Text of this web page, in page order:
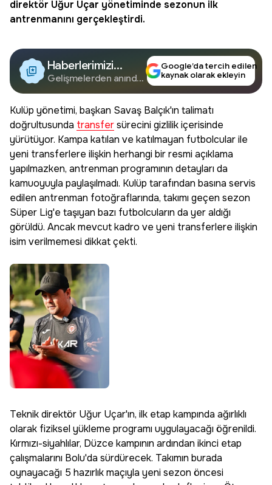
direktör Uğur Uçar yönetiminde sezonun ilk
antrenmanını gerçekleştirdi.
Haberlerimizi
Google'da Takip
Edin
Gelişmelerden anında
Google’da tercih edilen
kaynak olarak ekleyin
Kulüp yönetimi, başkan Savaş Balçık'ın talimatı
doğrultusunda transfersürecini gizlilik içerisinde
yürütüyor. Kampa katılan ve katılmayan futbolcular ile
yeni transferlere ilişkin herhangi bir resmi açıklama
yapılmazken, antrenman programının detayları da
kamuoyuyla paylaşılmadı. Kulüp tarafından basına servis
edilen antrenman fotoğraflarında, takımı geçen sezon
Süper Lig'e taşıyan bazı futbolcuların da yer aldığı
görüldü. Ancak mevcut kadro ve yeni transferlere ilişkin
isim verilmemesi dikkat çekti.
Teknik direktör Uğur Uçar'ın, ilk etap kampında ağırlıklı
olarak fiziksel yükleme programı uygulayacağı öğrenildi.
Kırmızı-siyahlılar, Düzce kampının ardından ikinci etap
çalışmalarını Bolu'da sürdürecek. Takımın burada
oynayacağı 5 hazırlık maçıyla yeni sezon öncesi